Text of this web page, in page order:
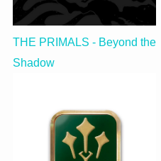
THE PRIMALS - Beyond the
Shadow